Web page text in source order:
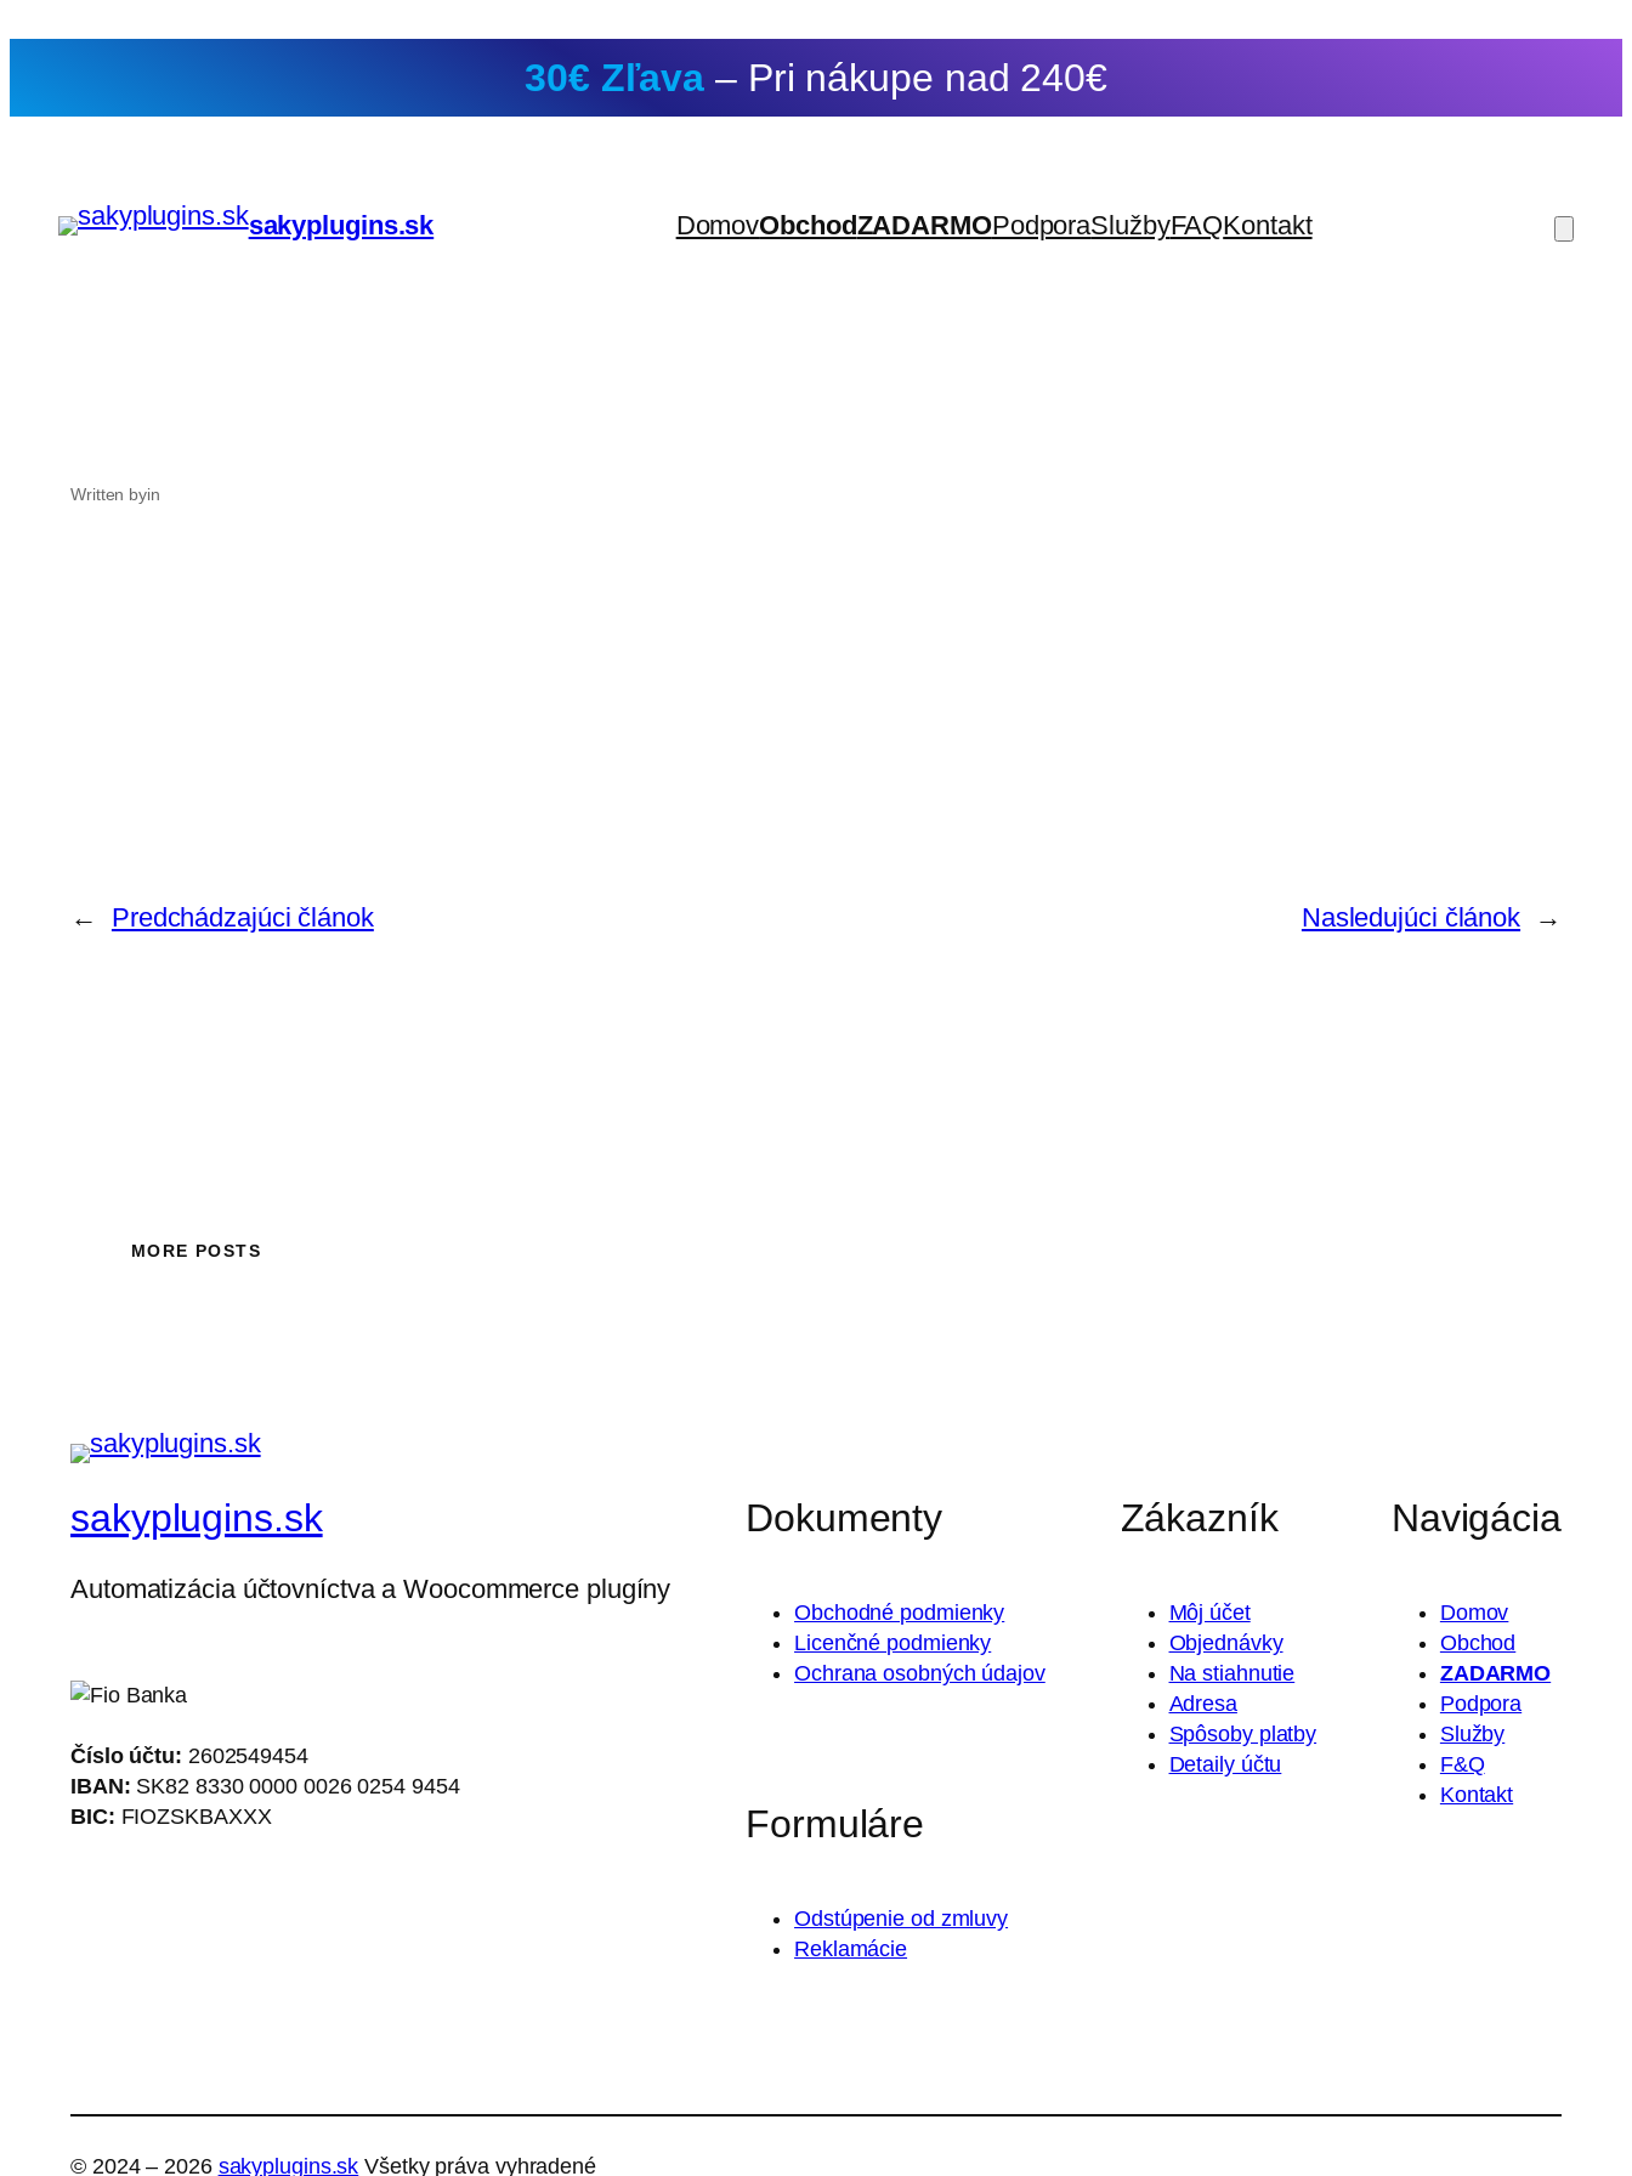
30€ Zľava – Pri nákupe nad 240€
sakyplugins.sk DomovObchodZADARMOPodporaSlužbyFAQKontakt
Written byin
← Predchádzajúci článok Nasledujúci článok →
MORE POSTS
sakyplugins.sk
Automatizácia účtovníctva a Woocommerce plugíny
Číslo účtu: 2602549454
IBAN: SK82 8330 0000 0026 0254 9454
BIC: FIOZSKBAXXX
Dokumenty
Obchodné podmienky
Licenčné podmienky
Ochrana osobných údajov
Formuláre
Odstúpenie od zmluvy
Reklamácie
Zákazník
Môj účet
Objednávky
Na stiahnutie
Adresa
Spôsoby platby
Detaily účtu
Navigácia
Domov
Obchod
ZADARMO
Podpora
Služby
F&Q
Kontakt
© 2024 – 2026 sakyplugins.sk Všetky práva vyhradené